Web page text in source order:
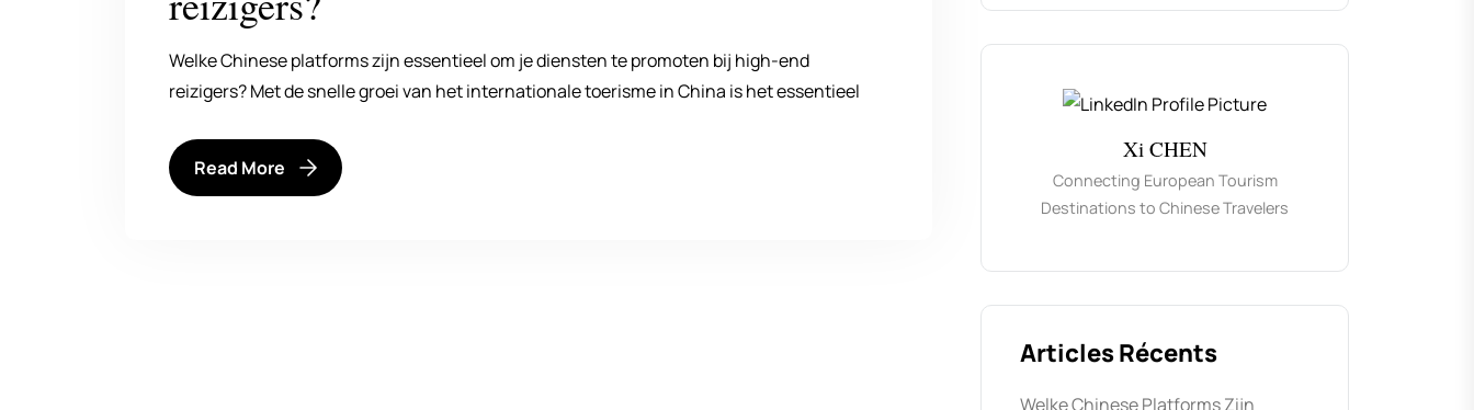
Welke Chinese platforms zijn essentieel om je diensten te promoten bij high-end
reizigers? Met de snelle groei van het internationale toerisme in China is het essentieel
Read More
Xi CHEN
Connecting European Tourism
Destinations to Chinese Travelers
Articles Récents
Welke Chinese Platforms Zijn